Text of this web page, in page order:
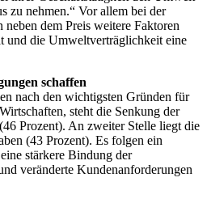
zu nehmen.“ Vor allem bei der
dem Preis weitere Faktoren
und die Umweltverträglichkeit eine
schaffen
nach den wichtigsten Gründen für
steht die Senkung der
Prozent). An zweiter Stelle liegt die
(43 Prozent). Es folgen ein
stärkere Bindung der
veränderte Kundenanforderungen